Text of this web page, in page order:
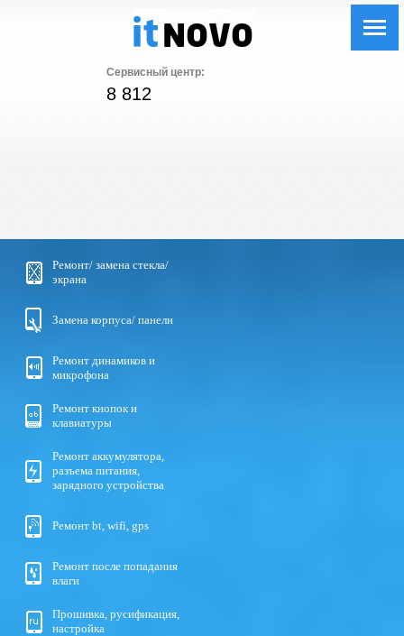
Сервисный центр:
8 812
Ремонт/ замена стекла/
экрана
Замена корпуса/ панели
Ремонт динамиков и
микрофона
Ремонт кнопок и
клавиатуры
Ремонт аккумулятора,
разъема питания,
зарядного устройства
Ремонт bt, wifi, gps
Ремонт после попадания
влаги
Прошивка, русификация,
настройка